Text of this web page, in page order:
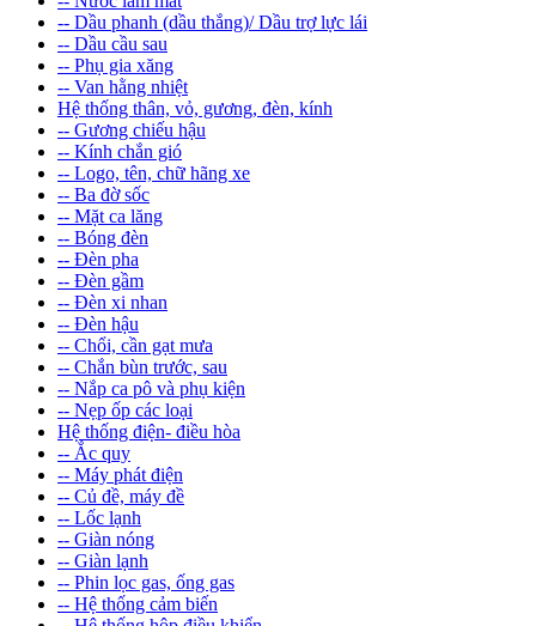
-- Dầu phanh (dầu thắng)/ Dầu trợ lực lái
-- Dầu cầu sau
-- Phụ gia xăng
-- Van hằng nhiệt
Hệ thống thân, vỏ, gương, đèn, kính
-- Gương chiếu hậu
-- Kính chắn gió
-- Logo, tên, chữ hãng xe
-- Ba đờ sốc
-- Mặt ca lăng
-- Bóng đèn
-- Đèn pha
-- Đèn gầm
-- Đèn xi nhan
-- Đèn hậu
-- Chổi, cần gạt mưa
-- Chắn bùn trước, sau
-- Nắp ca pô và phụ kiện
-- Nẹp ốp các loại
Hệ thống điện- điều hòa
-- Ắc quy
-- Máy phát điện
-- Củ đề, máy đề
-- Lốc lạnh
-- Giàn nóng
-- Giàn lạnh
-- Phin lọc gas, ống gas
-- Hệ thống cảm biến